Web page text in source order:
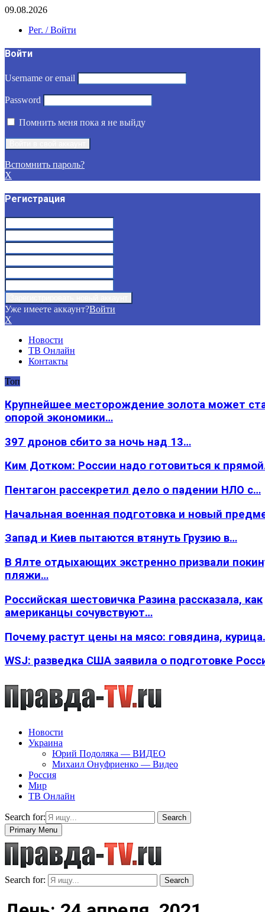
09.08.2026
Рег. / Войти
Войти
Username or email
Password
Помнить меня пока я не выйду
Вспомнить пароль?
X
Регистрация
Уже имеете аккаунт?Войти
X
Новости
ТВ Онлайн
Контакты
Топ
Крупнейшее месторождение золота может
опорой экономики…
397 дронов сбито за ночь над 13…
Ким Дотком: России надо готовиться к
Пентагон рассекретил дело о падении НЛО с…
Начальная военная подготовка и новый
Запад и Киев пытаются втянуть Грузию в…
В Ялте отдыхающих экстренно призвали
пляжи…
Российская шестовичка Разина рассказала, как
американцы сочувствуют…
Почему растут цены на мясо: говядина,
WSJ: разведка США заявила о подготовке
Новости
Украина
Юрий Подоляка — ВИДЕО
Михаил Онуфриенко — Видео
Россия
Мир
ТВ Онлайн
Search for:
Search
Primary Menu
Search for: Search